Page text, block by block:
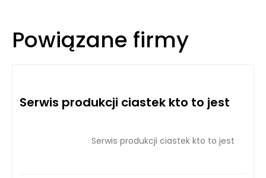
Powiązane firmy
Serwis produkcji ciastek kto to jest
Serwis produkcji ciastek kto to jest